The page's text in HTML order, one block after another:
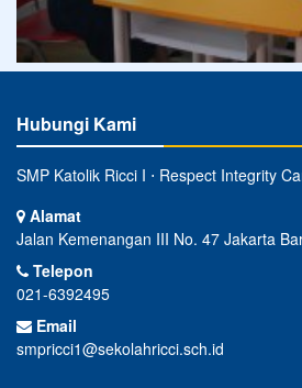
Hubungi Kami
SMP Katolik Ricci I ⋅ Respect Integrity
Alamat
Jalan Kemenangan III No. 47 Jakarta
Telepon
021-6392495
Email
smpricci1@sekolahricci.sch.id